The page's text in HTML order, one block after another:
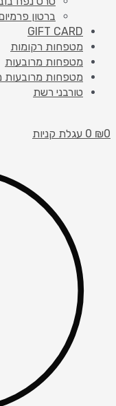
ברטון
GIFT CARD
מטפחות רקומות
מטפחות מרובעות
מטפחות מרובעות
טורבני רשת
₪0
0 עגלת קניות